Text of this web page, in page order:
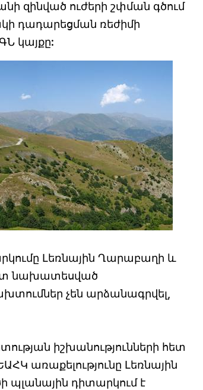
զինված ուժերի շփման գծում
դադարեցման ռեժիմի
կայքը:
Լեռնային Ղարաբաղի և
նախատեսված
չեն արձանագրվել,
իշխանությունների հետ
առաքելությունը Լեռնային
պլանային դիտարկում է